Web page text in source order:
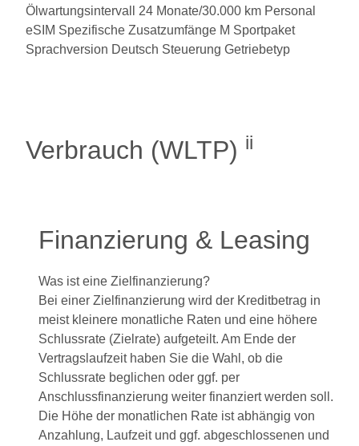
Ölwartungsintervall 24 Monate/30.000 km Personal
eSIM Spezifische Zusatzumfänge M Sportpaket
Sprachversion Deutsch Steuerung Getriebetyp
Verbrauch (WLTP) ii
Finanzierung & Leasing
Was ist eine Zielfinanzierung?
Bei einer Zielfinanzierung wird der Kreditbetrag in
meist kleinere monatliche Raten und eine höhere
Schlussrate (Zielrate) aufgeteilt. Am Ende der
Vertragslaufzeit haben Sie die Wahl, ob die
Schlussrate beglichen oder ggf. per
Anschlussfinanzierung weiter finanziert werden soll.
Die Höhe der monatlichen Rate ist abhängig von
Anzahlung, Laufzeit und ggf. abgeschlossenen und